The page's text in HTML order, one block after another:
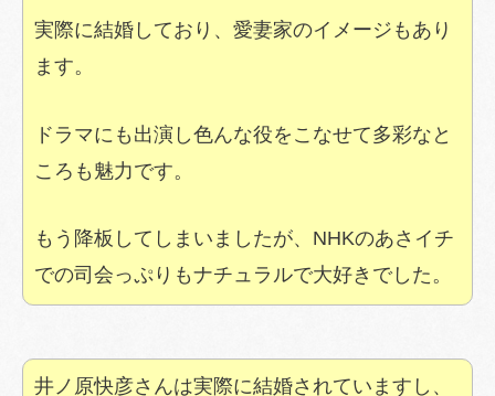
実際に結婚しており、愛妻家のイメージもあり
ます。
ドラマにも出演し色んな役をこなせて多彩なと
ころも魅力です。
もう降板してしまいましたが、NHKのあさイチ
での司会っぷりもナチュラルで大好きでした。
井ノ原快彦さんは実際に結婚されていますし、